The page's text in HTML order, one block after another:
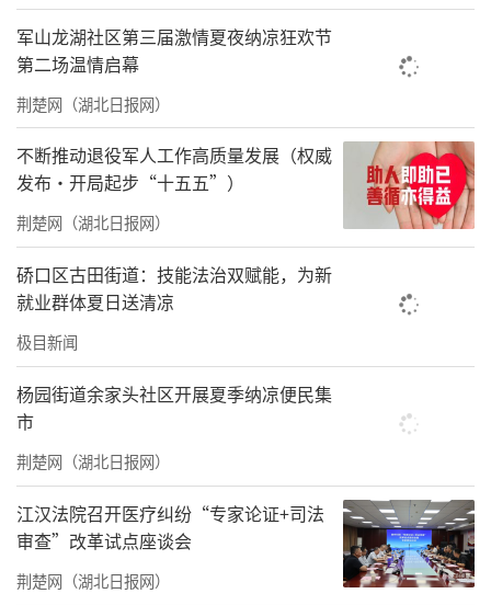
切身感受大自然的神奇与美好。丰富多彩的户
外互动项目里，孩子们蹦跳嬉戏、动手实操，
和妈妈携手协作、共同探索，在趣味游戏中消
化科学知识点。
活动还融入丰富传统文化体验。在亲身体验
中，他们识脸谱，认行当，学戏曲；穿越千年
时光，与熊伯龙隔空对话，于历史长河里触摸
智慧的温度；走进知音文化的发源地，了解传
统乐器的韵味，亲手体验古琴的雅韵。没有刻
板的书本教学，沉浸式的自然课堂与文化体验
相辅相成，孩子们在玩乐中观察、在体验中思
考，潜移默化培养热爱自然、乐于探索、勇于
求知的科学精神，也在耳濡目染中加深对中华
优秀传统文化的认知与喜爱。
活动以公益之心传科普之力，以自然之景育童
心之美，以传统文化润少年之志，让每一位孩
军山龙湖社区第三届激情夏夜纳凉狂欢节
第二场温情启幕
荆楚网（湖北日报网）
不断推动退役军人工作高质量发展（权威
发布·开局起步“十五五”）
荆楚网（湖北日报网）
硚口区古田街道：技能法治双赋能，为新
就业群体夏日送清凉
极目新闻
杨园街道余家头社区开展夏季纳凉便民集
市
荆楚网（湖北日报网）
江汉法院召开医疗纠纷“专家论证+司法
审查”改革试点座谈会
荆楚网（湖北日报网）